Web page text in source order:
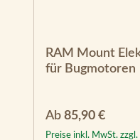
RAM Mount
für Bugmotoren
Regulärer Preis:
Ab 85,90 €
Preise inkl. MwSt.